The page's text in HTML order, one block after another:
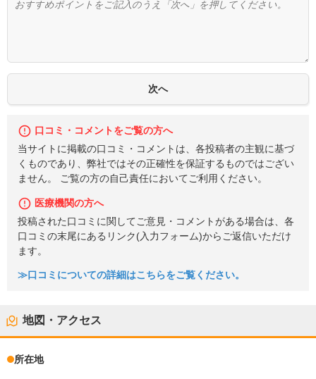
口コミ・コメントをご覧の方へ
当サイトに掲載の口コミ・コメントは、各投稿者の主観に基づ
くものであり、弊社ではその正確性を保証するものではござい
ません。 ご覧の方の自己責任においてご利用ください。
医療機関の方へ
投稿された口コミに関してご意見・コメントがある場合は、各
口コミの末尾にあるリンク(入力フォーム)からご返信いただけ
ます。
≫口コミについての詳細はこちらをご覧ください。
地図・アクセス
所在地